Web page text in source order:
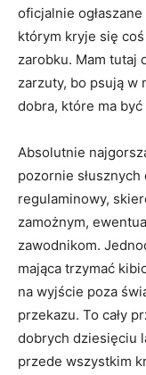
oficjalnie
którym kryje się
zarobku. Mam tutaj
zarzuty, bo psują w
dobra, które ma
Absolutnie
pozornie słusznych
regulaminowy,
zamożnym,
zawodnikom.
mająca trzymać
na wyjście poza
przekazu. To cały
dobrych dziesięciu
przede wszystkim